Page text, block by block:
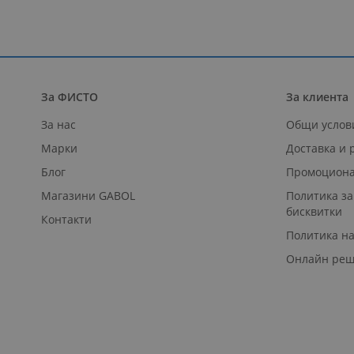
За ФИСТО
За нас
Марки
Блог
Магазини GABOL
Контакти
За клиента
Общи
Доставка и
Политика
бисквитки
Политика
Онлайн